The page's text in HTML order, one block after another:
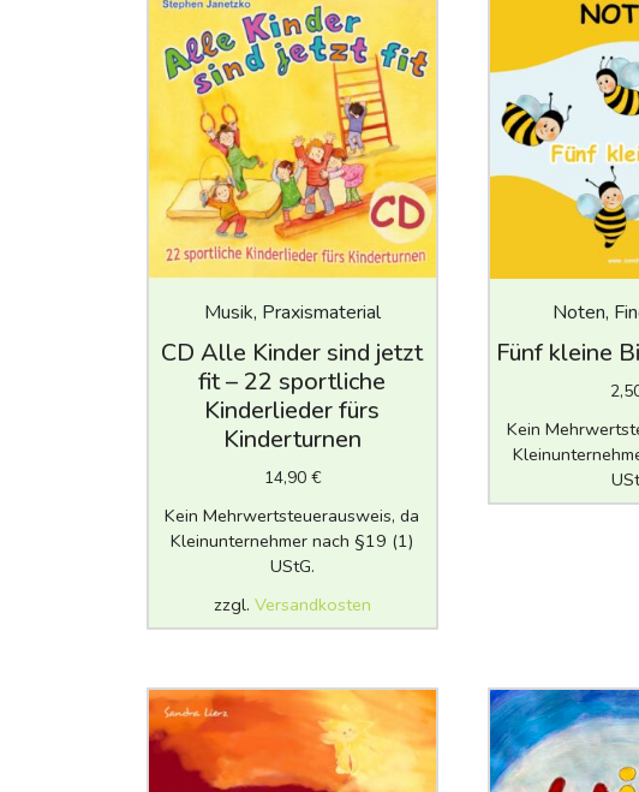
Musik, Praxismaterial
CD Alle Kinder sind jetzt
fit – 22 sportliche
Kinderlieder fürs
Kinderturnen
14,90 €
Kein Mehrwertsteuerausweis, da
Kleinunternehmer nach §19 (1)
UStG.
zzgl. Versandkosten
Noten,
Fünf kleine
Kein